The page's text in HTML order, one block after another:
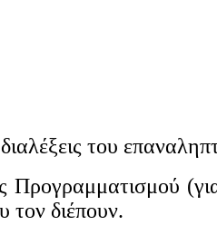
του
Προγραμματισμού
τον διέπουν.